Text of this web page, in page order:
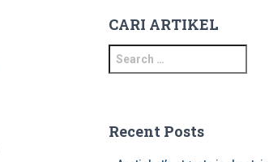
CARI ARTIKEL
e
c
Recent Posts